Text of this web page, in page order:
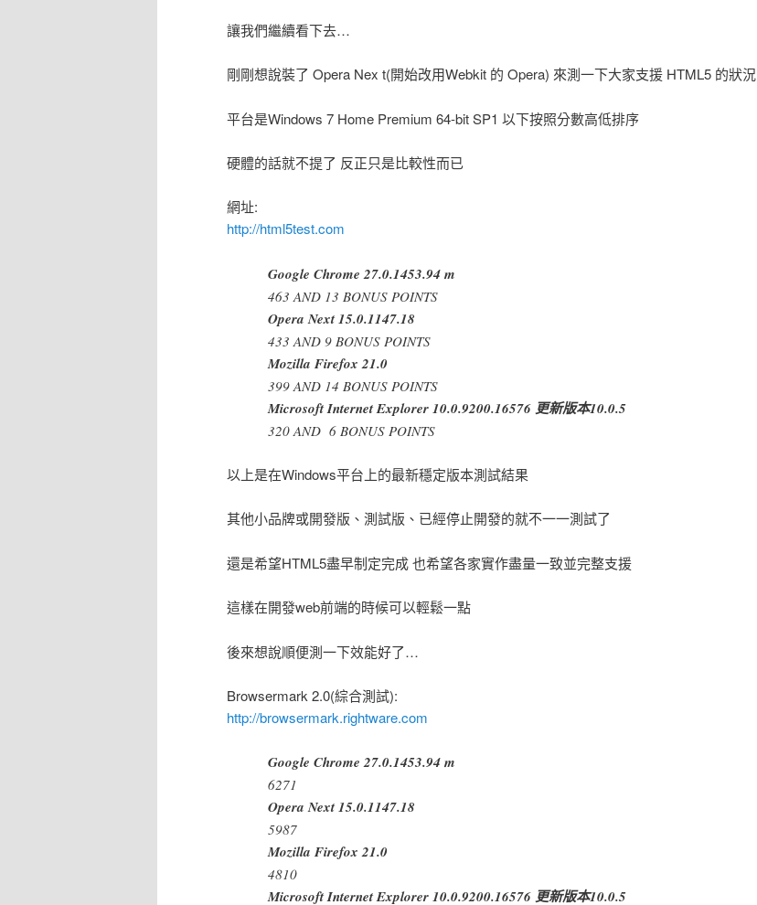
讓我們繼續看下去…
剛剛想說裝了 Opera Nex t(開始改用Webkit 的 Opera) 來測一下大家支援 HTML5 的狀況
平台是Windows 7 Home Premium 64-bit SP1 以下按照分數高低排序
硬體的話就不提了 反正只是比較性而已
網址:
http://html5test.com
Google Chrome 27.0.1453.94 m
463 AND 13 BONUS POINTS
Opera Next 15.0.1147.18
433 AND 9 BONUS POINTS
Mozilla Firefox 21.0
399 AND 14 BONUS POINTS
Microsoft Internet Explorer 10.0.9200.16576 更新版本10.0.5
320 AND 6 BONUS POINTS
以上是在Windows平台上的最新穩定版本測試結果
其他小品牌或開發版、測試版、已經停止開發的就不一一測試了
還是希望HTML5盡早制定完成 也希望各家實作盡量一致並完整支援
這樣在開發web前端的時候可以輕鬆一點
後來想說順便測一下效能好了…
Browsermark 2.0(綜合測試):
http://browsermark.rightware.com
Google Chrome 27.0.1453.94 m
6271
Opera Next 15.0.1147.18
5987
Mozilla Firefox 21.0
4810
Microsoft Internet Explorer 10.0.9200.16576 更新版本10.0.5